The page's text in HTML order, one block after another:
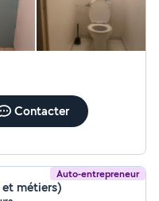
Contacter
Auto-entrepreneur
et métiers)